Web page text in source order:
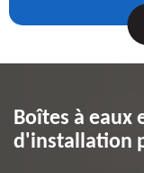
Boîtes à eaux
d'installation